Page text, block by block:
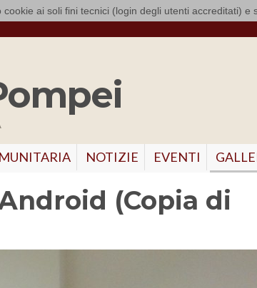
ai soli fini tecnici (login degli utenti accreditati) e
NOTIZIE EVENTI
(Copia di